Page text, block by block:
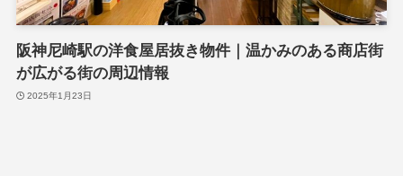
阪神尼崎駅の洋食屋居抜き物件｜温かみのある商店街
が広がる街の周辺情報
2025年1月23日